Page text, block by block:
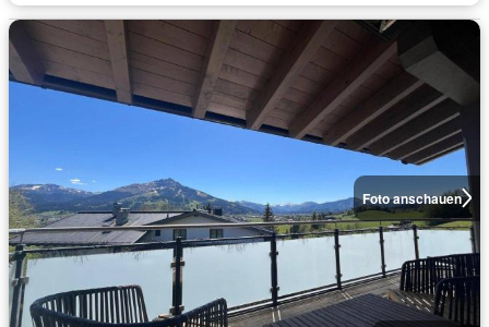
Foto anschauen